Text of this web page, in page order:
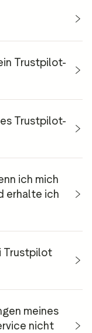
Trustpilot-
Trustpilot-
ich mich
erhalte ich
hier
Trustpilot
meines
nicht